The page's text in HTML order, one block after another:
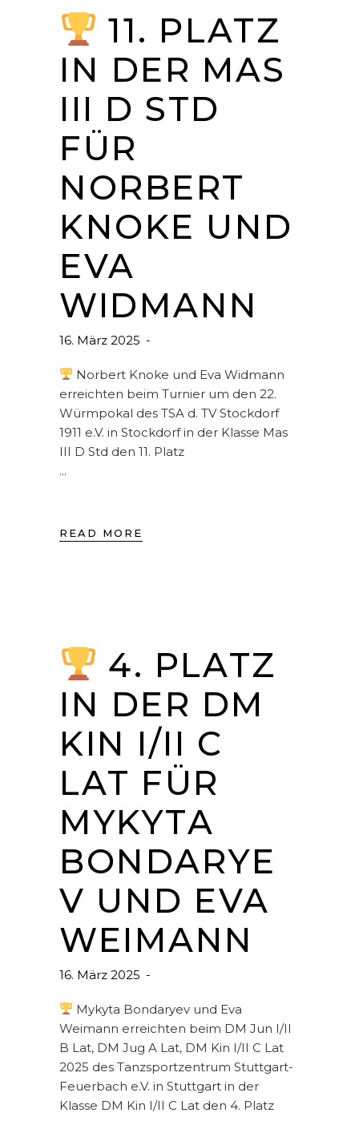
11. PLATZ
IN DER MAS
III D STD
FÜR
NORBERT
KNOKE UND
EVA
WIDMANN
16. März 2025
Norbert Knoke und Eva Widmann
erreichten beim Turnier um den 22.
Würmpokal des TSA d. TV Stockdorf
1911 e.V. in Stockdorf in der Klasse Mas
III D Std den 11. Platz
READ MORE
4. PLATZ
IN DER DM
KIN I/II C
LAT FÜR
MYKYTA
BONDARYE
V UND EVA
WEIMANN
16. März 2025
Mykyta Bondaryev und Eva
Weimann erreichten beim DM Jun I/II
B Lat, DM Jug A Lat, DM Kin I/II C Lat
2025 des Tanzsportzentrum Stuttgart-
Feuerbach e.V. in Stuttgart in der
Klasse DM Kin I/II C Lat den 4. Platz